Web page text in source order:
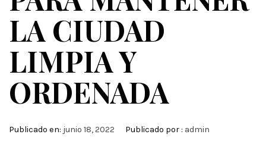
LA CIUDAD
LIMPIA Y
ORDENADA
Publicado en: junio 18, 2022 Publicado por : admin